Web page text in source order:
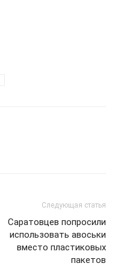
Следующая статья
Саратовцев попросили
использовать авоськи
вместо пластиковых
пакетов